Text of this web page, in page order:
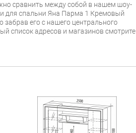
сравнить между собой в нашем шоу-
для спальни Яна Парма 1 Кремовый
его с нашего центрального
список адресов и магазинов смотрите